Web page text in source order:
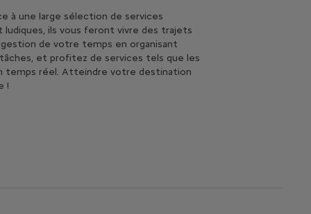
à une large sélection de services
ludiques, ils vous feront vivre des trajets
gestion de votre temps en organisant
et profitez de services tels que les
temps réel. Atteindre votre destination
!